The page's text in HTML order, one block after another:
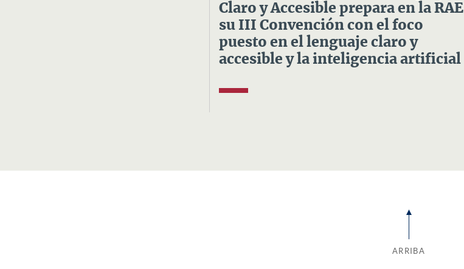
Claro y Accesible prepara en la RAE
su III Convención con el foco
puesto en el lenguaje claro y
accesible y la inteligencia artificial
ARRIBA